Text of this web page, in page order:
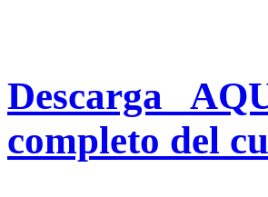
Descarga
completo del